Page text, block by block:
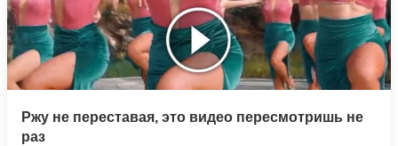
Ржу не переставая, это видео пересмотришь не
раз